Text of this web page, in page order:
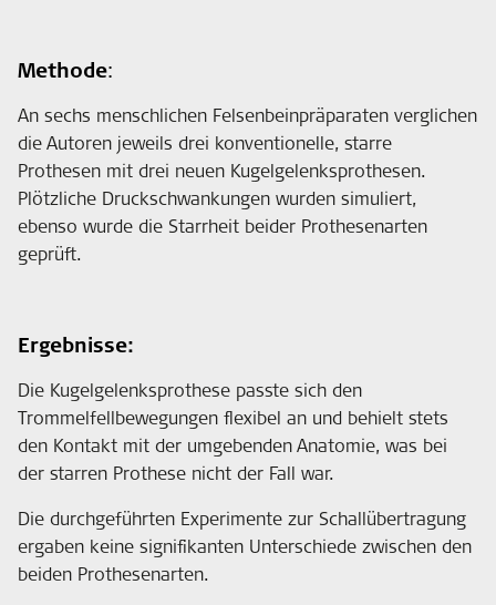
Methode:
An sechs menschlichen Felsenbeinpräparaten verglichen
die Autoren jeweils drei konventionelle, starre
Prothesen mit drei neuen Kugelgelenksprothesen.
Plötzliche Druckschwankungen wurden simuliert,
ebenso wurde die Starrheit beider Prothesenarten
geprüft.
Ergebnisse:
Die Kugelgelenksprothese passte sich den
Trommelfellbewegungen flexibel an und behielt stets
den Kontakt mit der umgebenden Anatomie, was bei
der starren Prothese nicht der Fall war.
Die durchgeführten Experimente zur Schallübertragung
ergaben keine signifikanten Unterschiede zwischen den
beiden Prothesenarten.